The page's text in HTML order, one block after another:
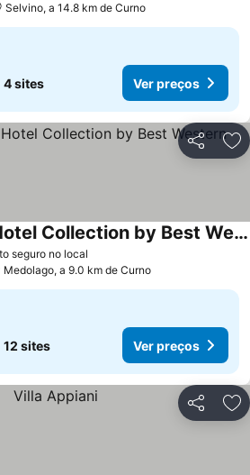
Selvino, a 14.8 km de Curno
4 sites Ver preços
Partilhar
seguro no local
Hotel Sirio, Sure Hotel Collection by Best Western
Medolago, a 9.0 km de Curno
12 sites Ver preços
Partilhar